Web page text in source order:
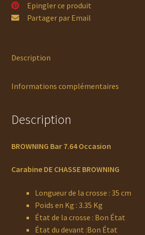
Epingler ce produit
Partager par Email
Description
Informations complémentaires
Description
BROWNING Bar 7.64 Occasion
Carabine DE CHASSE BROWNING
Longueur de la crosse : 35 cm
Poids en Kg : 3.35 Kg
État de la crosse : Bon État
État du devant :Bon État